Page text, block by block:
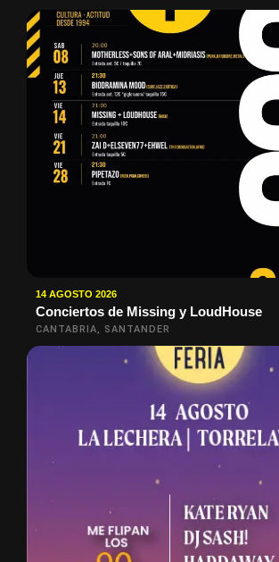
14 AGOSTO 2026
Conciertos de Missing y LoudHouse
CANTABRIA, SANTANDER